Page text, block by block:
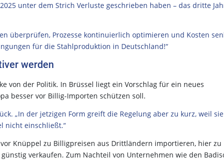
unter dem Strich Verluste geschrieben haben – das dritte
überprüfen, Prozesse kontinuierlich optimieren und Kosten
für die Stahlproduktion in Deutschland!“
werden
von der Politik. In Brüssel liegt ein Vorschlag für ein neues
besser vor Billig-Importen schützen soll.
„In der jetzigen Form greift die Regelung aber zu kurz, weil sie
nicht einschließt.“
Knüppel zu Billigpreisen aus Drittländern importieren, hier zu
verkaufen. Zum Nachteil von Unternehmen wie den